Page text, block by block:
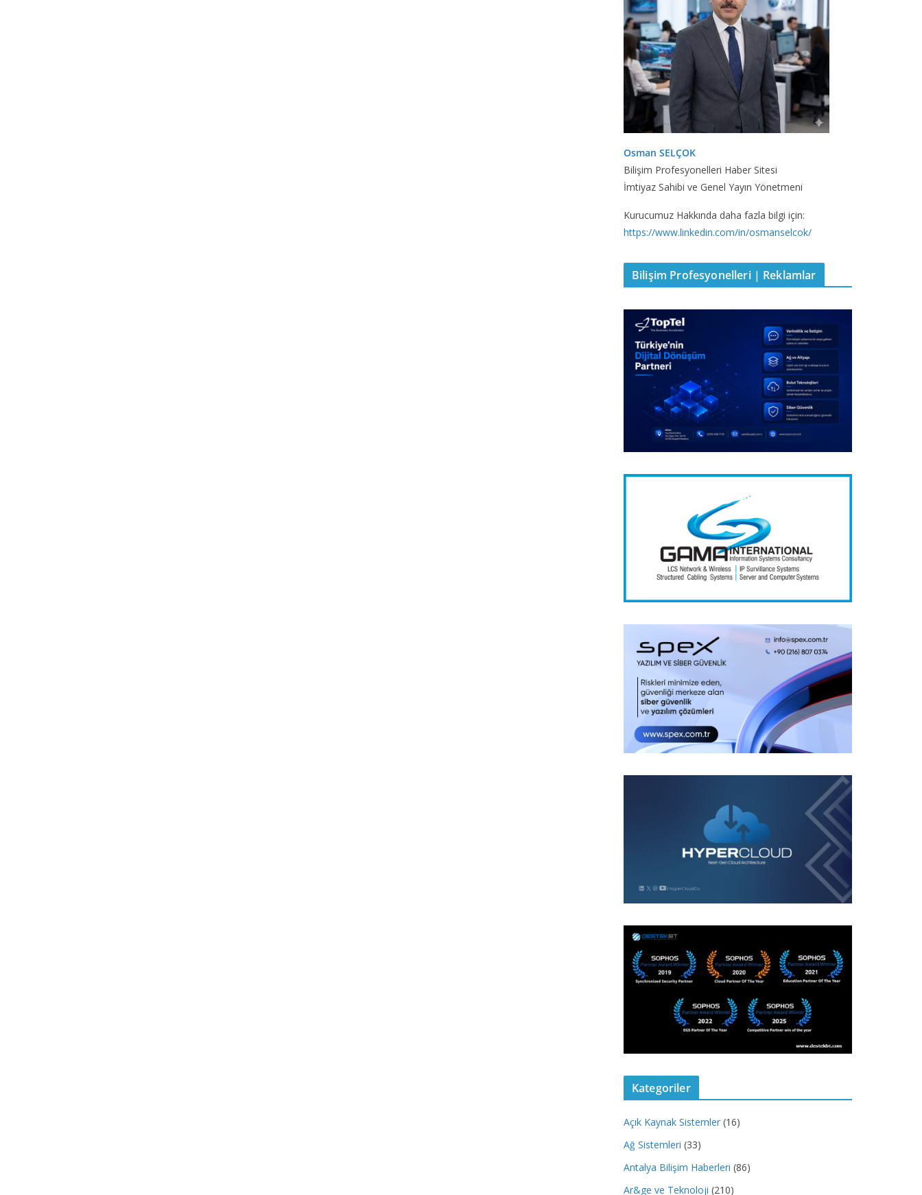
Osman SELÇOK
Bilişim Profesyonelleri Haber Sitesi
İmtiyaz Sahibi ve Genel Yayın Yönetmeni
Kurucumuz Hakkında daha fazla bilgi için:
https://www.linkedin.com/in/osmanselcok/
Bilişim Profesyonelleri | Reklamlar
Kategoriler
Açık Kaynak Sistemler (16)
Ağ Sistemleri (33)
Antalya Bilişim Haberleri (86)
Ar&ge ve Teknoloji (210)